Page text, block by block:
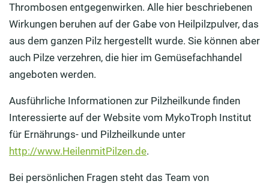
Thrombosen entgegenwirken. Alle hier beschriebenen
Wirkungen beruhen auf der Gabe von Heilpilzpulver, das
aus dem ganzen Pilz hergestellt wurde. Sie können aber
auch Pilze verzehren, die hier im Gemüsefachhandel
angeboten werden.
Ausführliche Informationen zur Pilzheilkunde finden
Interessierte auf der Website vom MykoTroph Institut
für Ernährungs- und Pilzheilkunde unter
http://www.HeilenmitPilzen.de.
Bei persönlichen Fragen steht das Team von